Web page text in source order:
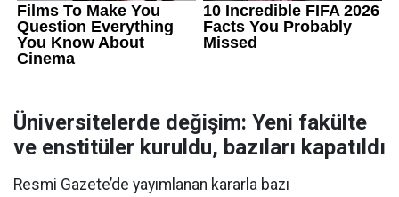
Üniversitelerde değişim: Yeni fakülte
ve enstitüler kuruldu, bazıları kapatıldı
Resmi Gazete’de yayımlanan kararla bazı